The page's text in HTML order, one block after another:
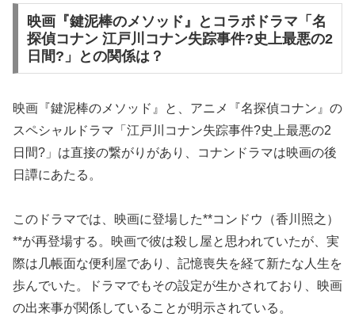
映画『鍵泥棒のメソッド』とコラボドラマ「名
探偵コナン 江戸川コナン失踪事件?史上最悪の2
日間?」との関係は？
映画『鍵泥棒のメソッド』と、アニメ『名探偵コナン』の
スペシャルドラマ「江戸川コナン失踪事件?史上最悪の2
日間?」は直接の繋がりがあり、コナンドラマは映画の後
日譚にあたる。
このドラマでは、映画に登場した**コンドウ（香川照之）
**が再登場する。映画で彼は殺し屋と思われていたが、実
際は几帳面な便利屋であり、記憶喪失を経て新たな人生を
歩んでいた。ドラマでもその設定が生かされており、映画
の出来事が関係していることが明示されている。